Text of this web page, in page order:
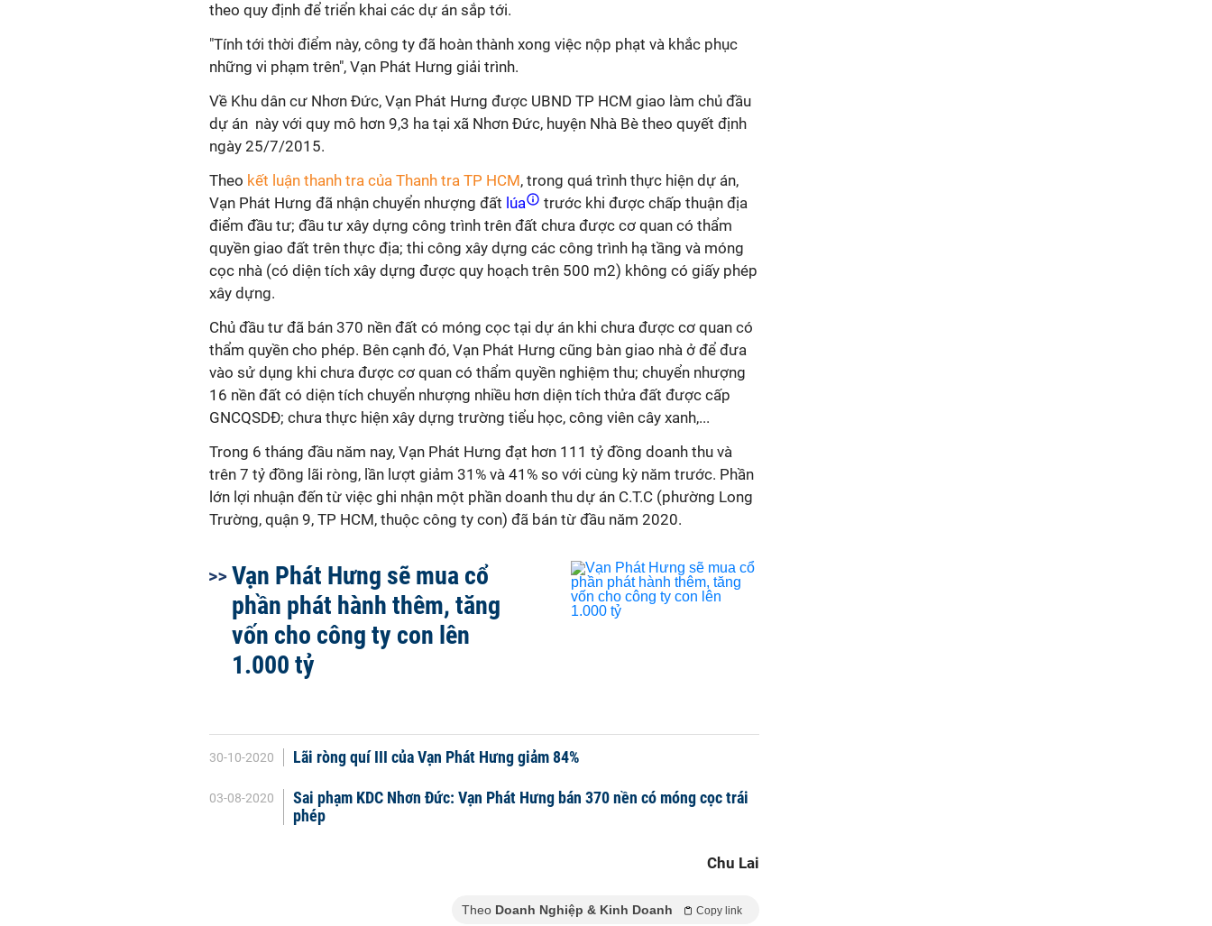
theo quy định để triển khai các dự án sắp tới.
"Tính tới thời điểm này, công ty đã hoàn thành xong việc nộp phạt và khắc phục
những vi phạm trên", Vạn Phát Hưng giải trình.
Về Khu dân cư Nhơn Đức, Vạn Phát Hưng được UBND TP HCM giao làm chủ đầu
dự án này với quy mô hơn 9,3 ha tại xã Nhơn Đức, huyện Nhà Bè theo quyết định
ngày 25/7/2015.
Theo kết luận thanh tra của Thanh tra TP HCM, trong quá trình thực hiện dự án,
Vạn Phát Hưng đã nhận chuyển nhượng đất lúa
trước khi được chấp thuận địa
điểm đầu tư; đầu tư xây dựng công trình trên đất chưa được cơ quan có thẩm
quyền giao đất trên thực địa; thi công xây dựng các công trình hạ tầng và móng
cọc nhà (có diện tích xây dựng được quy hoạch trên 500 m2) không có giấy phép
xây dựng.
Chủ đầu tư đã bán 370 nền đất có móng cọc tại dự án khi chưa được cơ quan có
thẩm quyền cho phép. Bên cạnh đó, Vạn Phát Hưng cũng bàn giao nhà ở để đưa
vào sử dụng khi chưa được cơ quan có thẩm quyền nghiệm thu; chuyển nhượng
16 nền đất có diện tích chuyển nhượng nhiều hơn diện tích thửa đất được cấp
GNCQSDĐ; chưa thực hiện xây dựng trường tiểu học, công viên cây xanh,...
Trong 6 tháng đầu năm nay, Vạn Phát Hưng đạt hơn 111 tỷ đồng doanh thu và
trên 7 tỷ đồng lãi ròng, lần lượt giảm 31% và 41% so với cùng kỳ năm trước. Phần
lớn lợi nhuận đến từ việc ghi nhận một phần doanh thu dự án C.T.C (phường Long
Trường, quận 9, TP HCM, thuộc công ty con) đã bán từ đầu năm 2020.
Vạn Phát Hưng sẽ mua cổ
phần phát hành thêm, tăng
vốn cho công ty con lên
1.000 tỷ
30-10-2020 Lãi ròng quí III của Vạn Phát Hưng giảm 84%
03-08-2020
Sai phạm KDC Nhơn Đức: Vạn Phát Hưng bán 370 nền có móng cọc trái
phép
Chu Lai
Theo Doanh Nghiệp & Kinh Doanh Copy link